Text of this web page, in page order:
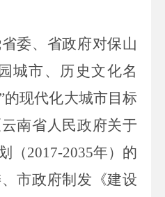
委、省政府对保山
城市、历史文化名
的现代化大城市目标
南省人民政府关于
（2017-2035年）的
市政府制发《建设